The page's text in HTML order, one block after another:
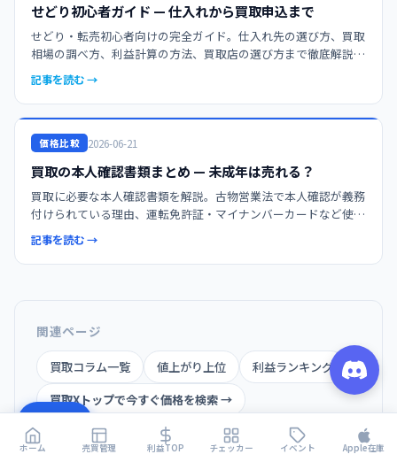
ホーム 売買管理 利益TOP チェッカー イベント Apple在庫
せどり初心者ガイド — 仕入れから買取申込まで
せどり・転売初心者向けの完全ガイド。仕入れ先の選び方、買取
相場の調べ方、利益計算の方法、買取店の選び方まで徹底解説。
買取Xを使って複数社の相場を比較し、最高値で売却しましょ
う。
記事を読む →
価格比較 2026-06-21
買取の本人確認書類まとめ — 未成年は売れる？
買取に必要な本人確認書類を解説。古物営業法で本人確認が義務
付けられている理由、運転免許証・マイナンバーカードなど使え
る書類、未成年の買取可否、宅配買取での確認方法までわかりや
すくまとめます。
記事を読む →
関連ページ
買取コラム一覧 値上がり上位
利益ランキング
買取Xトップで今すぐ価格を検索 →